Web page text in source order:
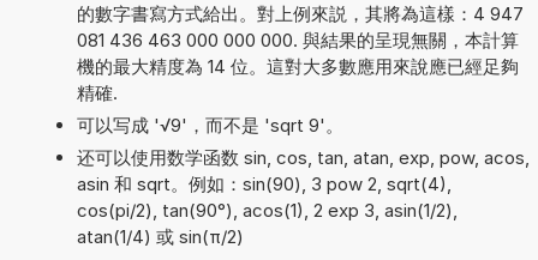
的數字書寫方式給出。對上例來説，其將為這樣：4 947
081 436 463 000 000 000. 與結果的呈現無關，本計算
機的最大精度為 14 位。這對大多數應用來說應已經足夠
精確.
可以写成 '√9'，而不是 'sqrt 9'。
还可以使用数学函数 sin, cos, tan, atan, exp, pow, acos,
asin 和 sqrt。例如：sin(90), 3 pow 2, sqrt(4),
cos(pi/2), tan(90°), acos(1), 2 exp 3, asin(1/2),
atan(1/4) 或 sin(π/2)